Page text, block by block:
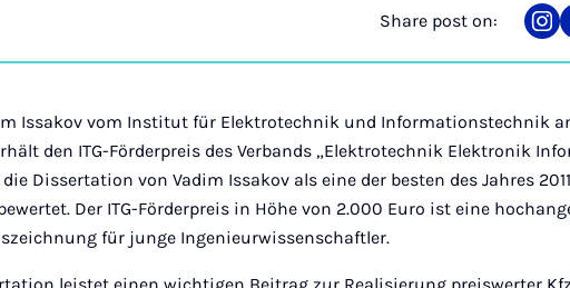
Share post on:
on
Issakov vom Institut für Elektrotechnik und Informationstechnik
den ITG-Förderpreis des Verbands „Elektrotechnik Elektronik
Dissertation von Vadim Issakov als eine der besten des Jahres
Der ITG-Förderpreis in Höhe von 2.000 Euro ist eine
für junge Ingenieurwissenschaftler.